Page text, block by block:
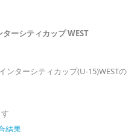
ターシティカップ WEST
ンターシティカップ(U-15)WESTの
結果